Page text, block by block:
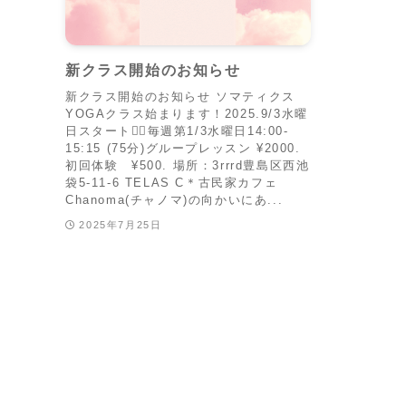
新クラス開始のお知らせ
新クラス開始のお知らせ ソマティクス
YOGAクラス始まります！2025.9/3水曜
日スタート🧘‍♀️毎週第1/3水曜日14:00-
15:15 (75分)グループレッスン ¥2000.
初回体験 ¥500. 場所：3rrrd豊島区西池
袋5-11-6 TELAS C＊古民家カフェ
Chanoma(チャノマ)の向かいにあ...
2025年7月25日